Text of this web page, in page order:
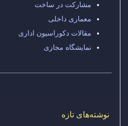
مشارکت در ساخت
معماری داخلی
مقالات دکوراسیون اداری
نمایشگاه مجازی
نوشته‌های تازه